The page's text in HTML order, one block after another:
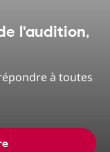
l'audition,
à toutes